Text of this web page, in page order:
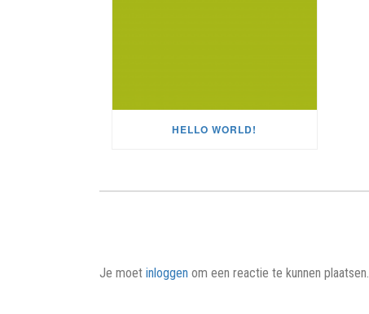
HELLO WORLD!
Je moet inloggen om een reactie te kunnen plaatsen.